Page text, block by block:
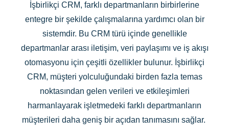
İşbirlikçi CRM, farklı departmanların birbirlerine
entegre bir şekilde çalışmalarına yardımcı olan bir
sistemdir. Bu CRM türü içinde genellikle
departmanlar arası iletişim, veri paylaşımı ve iş akışı
otomasyonu için çeşitli özellikler bulunur. İşbirlikçi
CRM, müşteri yolculuğundaki birden fazla temas
noktasından gelen verileri ve etkileşimleri
harmanlayarak işletmedeki farklı departmanların
müşterileri daha geniş bir açıdan tanımasını sağlar.